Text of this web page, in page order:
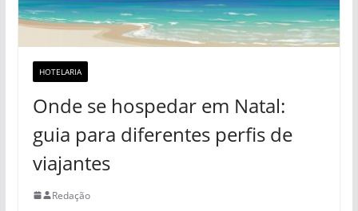
HOTELARIA
Onde se hospedar em Natal:
guia para diferentes perfis de
viajantes
Redação